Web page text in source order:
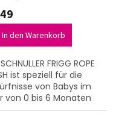
In den Warenkorb
FRIGG ROPE
ist speziell für die
von Babys im
von 0 bis 6 Monaten
Er besteht aus